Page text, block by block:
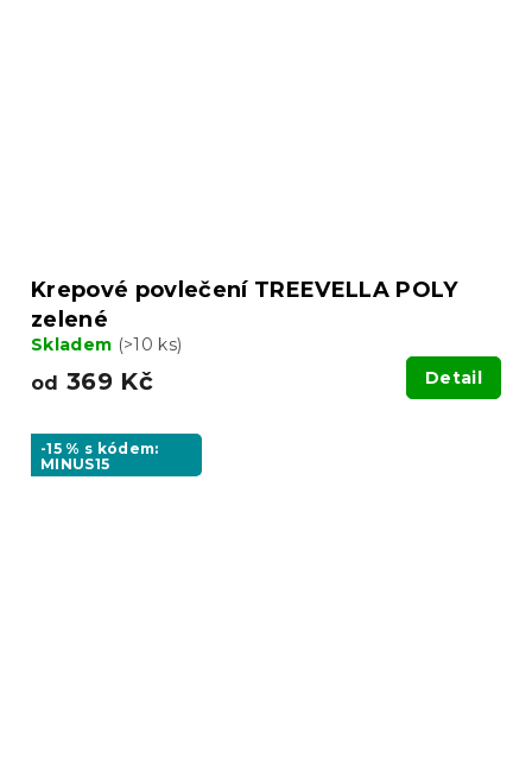
Krepové povlečení TREEVELLA POLY
zelené
Skladem (>10 ks)
od 369 Kč Detail
-15 % s kódem:
MINUS15